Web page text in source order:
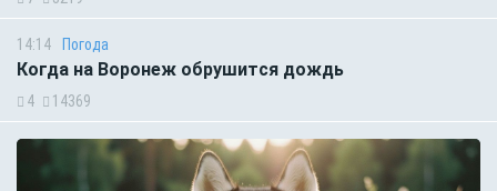
14:14 Погода
Когда на Воронеж обрушится дождь
4 14369